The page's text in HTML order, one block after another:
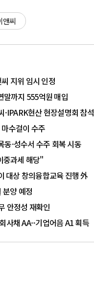
앤씨
지위 임시 인정
까지 555억원 매입
현산 현장설명회 참석
수걸이 수주
·성수서 수주 회복 시동
과세 해당"
대상 창의융합교육 진행 外
양 예정
안정성 재확인
채 AA-·기업어음 A1 획득